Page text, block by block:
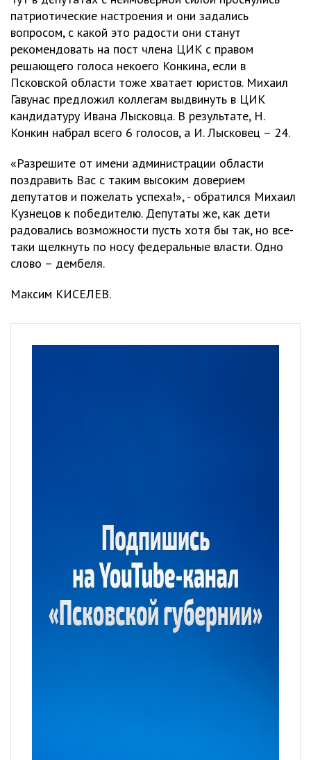
патриотические настроения и они задались
вопросом, с какой это радости они станут
рекомендовать на пост члена ЦИК с правом
решающего голоса некоего Конкина, если в
Псковской области тоже хватает юристов. Михаил
Гавунас предложил коллегам выдвинуть в ЦИК
кандидатуру Ивана Лысковца. В результате, Н.
Конкин набрал всего 6 голосов, а И. Лысковец – 24.
«Разрешите от имени администрации области
поздравить Вас с таким высоким доверием
депутатов и пожелать успеха!», - обратился Михаил
Кузнецов к победителю. Депутаты же, как дети
радовались возможности пусть хотя бы так, но все-
таки щелкнуть по носу федеральные власти. Одно
слово – дембеля.
Максим КИСЕЛЕВ.